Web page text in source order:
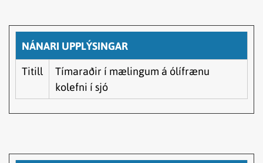
NÁNARI UPPLÝSINGAR
Titill
Tímaraðir í mælingum á ólífrænu
kolefni í sjó